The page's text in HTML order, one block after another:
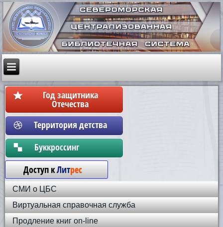
Год защитника
Отечества
Территория детства
Бyккpoccинг
Доступ кЛитрес
СМИ о ЦБС
Виртуальная справочная служба
Продление книг on-line